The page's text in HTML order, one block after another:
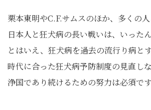
栗本東明やC.F.サムスのほか、多くの人
日本人と狂犬病の長い戦いは、いった
とはいえ、狂犬病を過去の流行り病と
時代に合った狂犬病予防制度の見直し
浄国であり続けるための努力は必須です